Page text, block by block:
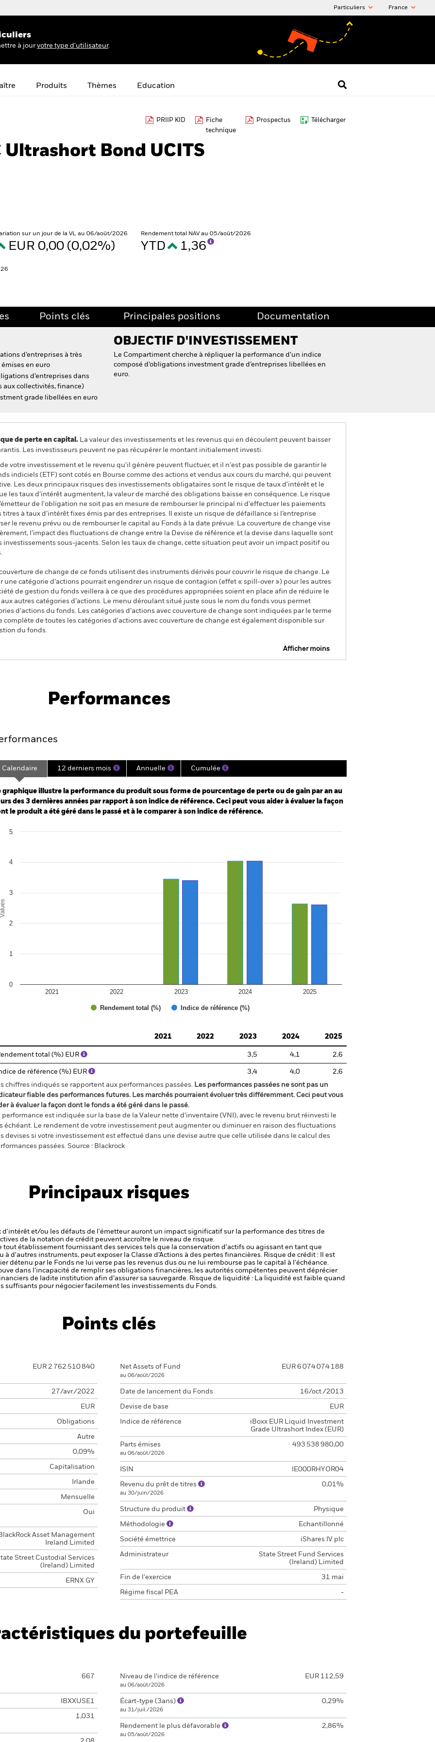
Particuliers France
à jour votre type d'utilisateur.
Produits Thèmes Education
PRIIP KID
Fiche
technique
Prospectus Télécharger
Ultrashort Bond UCITS
sur un jour de la VL au 06/août/2026
EUR 0,00 (0,02%)
Rendement total NAV au 05/août/2026
YTD 1,36
Points clés Principales positions Documentation
d’entreprises à très
en euro
d’entreprises dans
aux collectivités, finance)
grade libellées en euro
OBJECTIF D'INVESTISSEMENT
Le Compartiment cherche à répliquer la performance d’un indice
composé d’obligations investment grade d’entreprises libellées en
euro.
de perte en capital. La valeur des investissements et les revenus qui en découlent peuvent baisser
Les investisseurs peuvent ne pas récupérer le montant initialement investi.
votre investissement et le revenu qu'il génère peuvent fluctuer, et il n'est pas possible de garantir le
indiciels (ETF) sont cotés en Bourse comme des actions et vendus aux cours du marché, qui peuvent
Les deux principaux risques des investissements obligataires sont le risque de taux d’intérêt et le
les taux d’intérêt augmentent, la valeur de marché des obligations baisse en conséquence. Le risque
de l'obligation ne soit pas en mesure de rembourser le principal ni d'effectuer les paiements
à taux d’intérêt fixes émis par des entreprises. Il existe un risque de défaillance si l’entreprise
le revenu prévu ou de rembourser le capital au Fonds à la date prévue. La couverture de change vise
l’impact des fluctuations de change entre la Devise de référence et la devise dans laquelle sont
investissements sous-jacents. Selon les taux de change, cette situation peut avoir un impact positif ou
couverture de change de ce fonds utilisent des instruments dérivés pour couvrir le risque de change. Le
une catégorie d’actions pourrait engendrer un risque de contagion (effet « spill-over ») pour les autres
de gestion du fonds veillera à ce que des procédures appropriées soient en place afin de réduire le
autres catégories d’actions. Le menu déroulant situé juste sous le nom du fonds vous permet
d’actions du fonds. Les catégories d’actions avec couverture de change sont indiquées par le terme
de toutes les catégories d'actions avec couverture de change est également disponible sur
du fonds.
Afficher moins
Performances
2022-04-25 00:00:00 to 2026-08-05 00:00:00.
-10 to 20.
Calendaire 12 derniers mois Annuelle Cumulée
graphique illustre la performance du produit sous forme de pourcentage de perte ou de gain par an au
des 3 dernières années par rapport à son indice de référence. Ceci peut vous aider à évaluer la façon
le produit a été géré dans le passé et à le comparer à son indice de référence.
chart with 2 data series.
Values
Rendement total (%) Indice de référence (%)
2021 2022 2023 2024 2025
0
1
2
3
4
5
2021
2022 2023 2024 2025
total (%) EUR 3,5 4,1 2,6
de référence (%) EUR 3,4 4,0
2,6
chiffres indiqués se rapportent aux performances passées. Les performances passées ne sont pas un
fiable des performances futures. Les marchés pourraient évoluer très différemment. Ceci peut vous
à évaluer la façon dont le fonds a été géré dans le passé.
performance est indiquée sur la base de la Valeur nette d’inventaire (VNI), avec le revenu brut réinvesti le
échéant. Le rendement de votre investissement peut augmenter ou diminuer en raison des fluctuations
devises si votre investissement est effectué dans une devise autre que celle utilisée dans le calcul des
passées. Source : Blackrock
Principaux risques
d'intérêt et/ou les défauts de l'émetteur auront un impact significatif sur la performance des titres de
de la notation de crédit peuvent accroître le niveau de risque.
tout établissement fournissant des services tels que la conservation d'actifs ou agissant en tant que
d'autres instruments, peut exposer la Classe d’Actions à des pertes financières. Risque de crédit : Il est
détenu par le Fonds ne lui verse pas les revenus dus ou ne lui rembourse pas le capital à l'échéance.
dans l’incapacité de remplir ses obligations financières, les autorités compétentes peuvent déprécier
de ladite institution afin d’assurer sa sauvegarde. Risque de liquidité : La liquidité est faible quand
suffisants pour négocier facilement les investissements du Fonds.
Points clés
EUR 2 762 510 840
27/avr./2022
EUR
Obligations
Autre
0,09%
Capitalisation
Irlande
Mensuelle
Oui
Asset Management
Ireland Limited
Street Custodial Services
(Ireland) Limited
ERNX GY
Net Assets of Fund
au 06/août/2026
EUR 6 074 074 188
Date de lancement du Fonds 16/oct./2013
Devise de base EUR
Indice de référence
iBoxx EUR Liquid Investment
Grade Ultrashort Index (EUR)
Parts émises
au 06/août/2026
493 538 980,00
ISIN IE000RHYOR04
Revenu du prêt de titres
au 30/juin/2026
0,01%
Structure du produit Physique
Méthodologie Echantillonné
Société émettrice iShares IV plc
Administrateur
State Street Fund Services
(Ireland) Limited
Fin de l'exercice 31 mai
Régime fiscal PEA -
du portefeuille
667
IBXXUSE1
1,031
Niveau de l'indice de référence
au 06/août/2026
EUR 112,59
Écart-type (3ans)
au 31/juil./2026
0,29%
Rendement le plus défavorable
au 05/août/2026
2,86%